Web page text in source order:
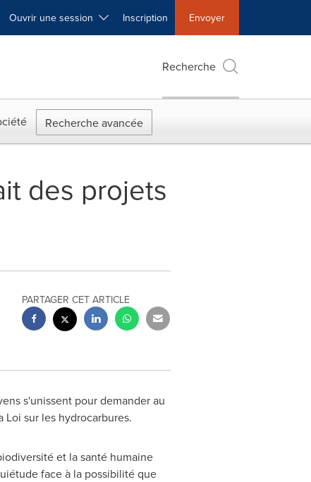
Ouvrir une session Inscription Envoyer
Recherche
Recherche avancée
des projets
PARTAGER CET ARTICLE
s'unissent pour demander au
sur les hydrocarbures.
et la santé humaine
face à la possibilité que